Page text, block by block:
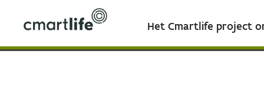
Het Cmartlife project